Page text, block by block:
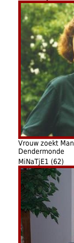
Vrouw zoekt Man
Dendermonde
MiNaTjE1 (62)